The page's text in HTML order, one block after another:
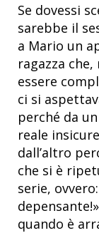
Se dovessi
sarebbe il
a Mario un
ragazza
essere
ci si
perché da
reale
dall’altro
che si è
serie,
quando è